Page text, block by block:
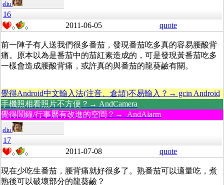
eliu
16
0 0 2011-06-05 quote
前一陣子有人送我們很多番茄，發現番茄吃多真的容易腰酸背
痛。原本以為是番茄中的茄紅素造成的，可是發現黃番茄吃多
一樣會造成腰酸背痛，或許真的與番茄的龍葵鹼有關。
覺得Android中文輸入法(注音、倉頡)不易輸入？→ gcin Android
手機照相看照片不方便？→ AndCamera
覺得鬧鐘/行事曆有改進的空間？→ AndAlarm
eliu
17
0 0 2011-07-08 quote
現在少吃生番茄，腰背痛就好很多了。熟番茄可以適量吃，煮
熟後可以破壞部分的龍葵鹼？